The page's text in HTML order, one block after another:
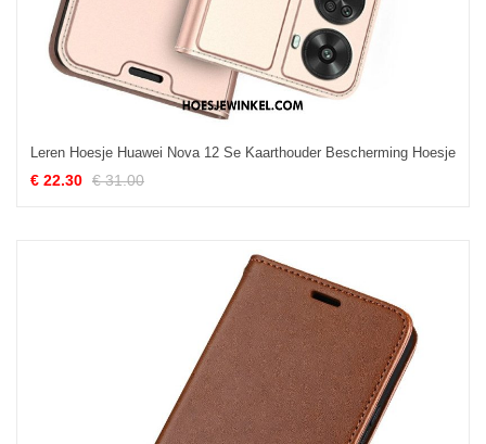
Leren Hoesje Huawei Nova 12 Se Kaarthouder Bescherming Hoesje
€ 22.30 € 31.00